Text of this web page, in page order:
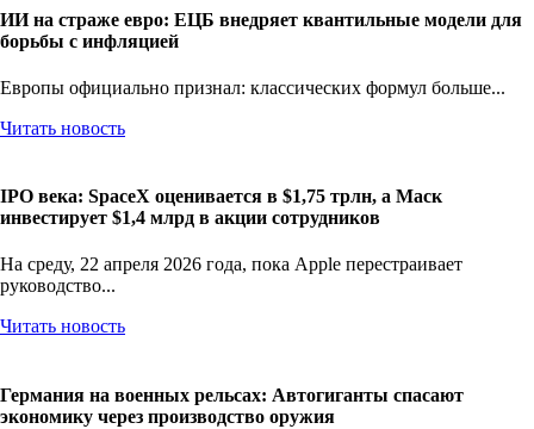
ИИ на страже евро: ЕЦБ внедряет квантильные модели для
борьбы с инфляцией
Европы официально признал: классических формул больше...
Читать новость
IPO века: SpaceX оценивается в $1,75 трлн, а Маск
инвестирует $1,4 млрд в акции сотрудников
На среду, 22 апреля 2026 года, пока Apple перестраивает
руководство...
Читать новость
Германия на военных рельсах: Автогиганты спасают
экономику через производство оружия